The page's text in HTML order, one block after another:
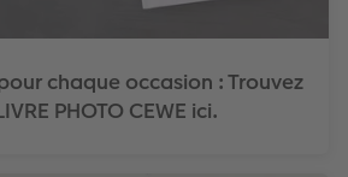
chaque occasion : Trouvez
PHOTO CEWE ici.